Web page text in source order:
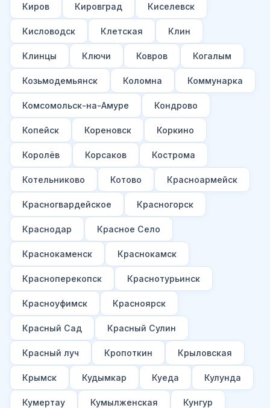
Киров Кировград Киселевск
Кисловодск Клетская Клин
Клинцы Ключи Ковров Когалым
Козьмодемьянск Коломна Коммунарка
Комсомольск-на-Амуре Кондрово
Копейск Кореновск Коркино
Королёв Корсаков Кострома
Котельниково Котово Красноармейск
Красногвардейское Красногорск
Краснодар Красное Село
Краснокаменск Краснокамск
Красноперекопск Краснотурьинск
Красноуфимск Красноярск
Красный Сад Красный Сулин
Красный луч Кропоткин Крыловская
Крымск Кудымкар Куеда Кулунда
Кумертау Кумылженская Кунгур